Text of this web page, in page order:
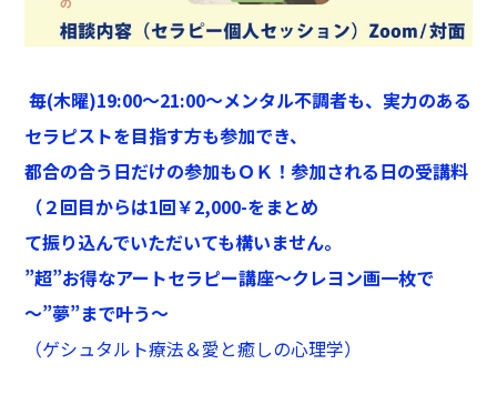
毎(木曜)19:00～21:00～メンタル不調者も、実力のある
セラピストを目指す方も参加でき、
都合の合う日だけの参加もＯＫ！参加される日の受講料
（２回目からは1回￥2,000-をまとめ
て振り込んでいただいても構いません。
”超”お得なアートセラピー講座～クレヨン画一枚で
～”夢”まで叶う～
（ゲシュタルト療法＆愛と癒しの心理学）